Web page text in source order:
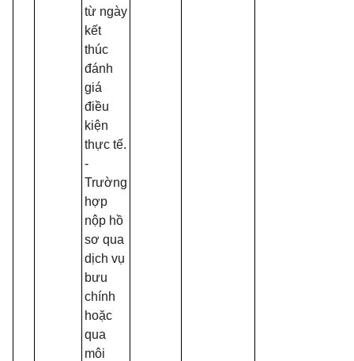
từ ngày
kết
thúc
đánh
giá
điều
kiện
thực tế.
-
Trường
hợp
nộp hồ
sơ qua
dịch vụ
bưu
chính
hoặc
qua
môi